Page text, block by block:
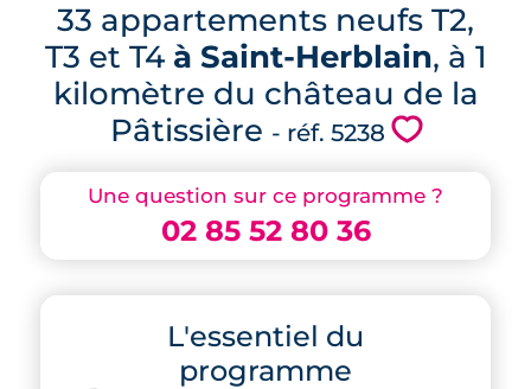
Une question sur ce programme ?
02 85 52 80 36
L'essentiel du
programme
33 appartements neufs T2,
T3 et T4 à Saint-Herblain, à 1
kilomètre du château de la
Pâtissière - réf. 5238 💗